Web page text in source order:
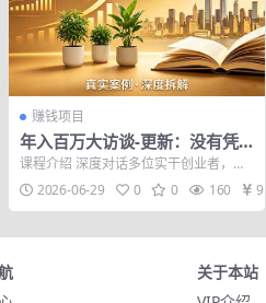
赚钱项目
年入百万大访谈-更新：没有凭
空而来的成功，只有全力以赴的
坚守，多位大佬真实拆解逆风翻
盘路
课程介绍 深度对话多位实干创业者，直
击年入百万背后的真实故事。他们也曾
身陷困境、...
2026-06-29 0 0 160 9.9
关于本站